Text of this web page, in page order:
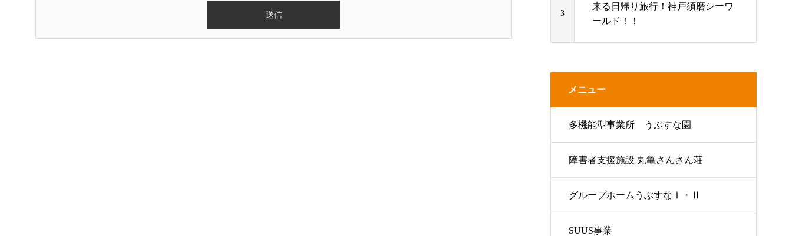
3
来る日帰り旅行！神戸須磨シーワ
ールド！！
メニュー
多機能型事業所 うぶすな園
障害者支援施設 丸亀さんさん荘
グループホームうぶすなⅠ・Ⅱ
SUUS事業